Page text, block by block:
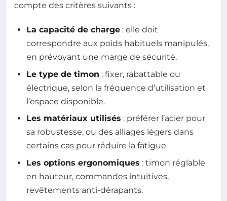
compte des critères suivants :
La capacité de charge : elle doit
correspondre aux poids habituels manipulés,
en prévoyant une marge de sécurité.
Le type de timon : fixer, rabattable ou
électrique, selon la fréquence d’utilisation et
l’espace disponible.
Les matériaux utilisés : préférer l’acier pour
sa robustesse, ou des alliages légers dans
certains cas pour réduire la fatigue.
Les options ergonomiques : timon réglable
en hauteur, commandes intuitives,
revêtements anti-dérapants.